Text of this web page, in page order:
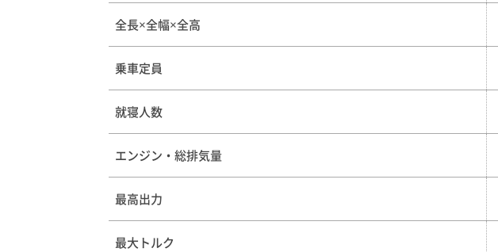
全長×全幅×全高
乗車定員
就寝人数
エンジン・総排気量
最高出力
最大トルク